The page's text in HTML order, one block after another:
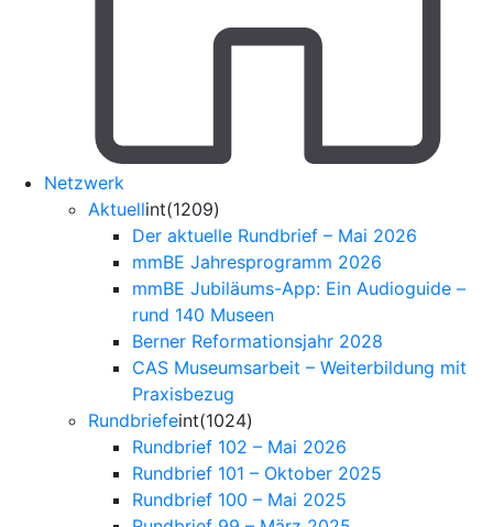
Netzwerk
Aktuellint(1209)
Der aktuelle Rundbrief – Mai 2026
mmBE Jahresprogramm 2026
mmBE Jubiläums-App: Ein Audioguide –
rund 140 Museen
Berner Reformationsjahr 2028
CAS Museumsarbeit – Weiterbildung mit
Praxisbezug
Rundbriefeint(1024)
Rundbrief 102 – Mai 2026
Rundbrief 101 – Oktober 2025
Rundbrief 100 – Mai 2025